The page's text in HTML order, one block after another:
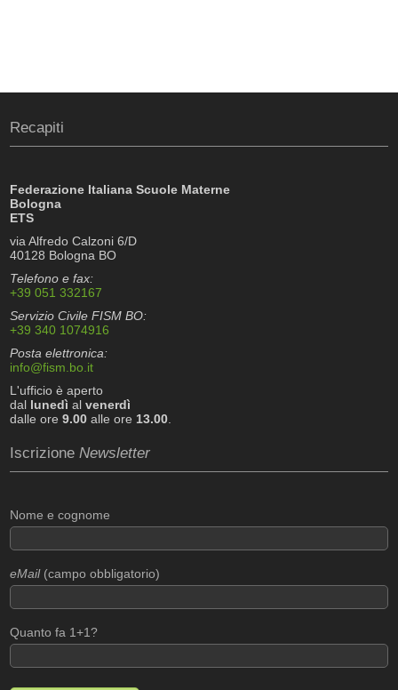
Recapiti
Federazione Italiana Scuole Materne
Bologna
ETS
via Alfredo Calzoni 6/D
40128 Bologna BO
Telefono e fax:
+39 051 332167
Servizio Civile FISM BO:
+39 340 1074916
Posta elettronica:
info@fism.bo.it
L'ufficio è aperto
dal lunedì alvenerdì
dalle ore9.00 alle ore 13.00
IscrizioneNewsletter
Nome e cognome
eMail(campo obbligatorio)
Quanto fa 1+1?